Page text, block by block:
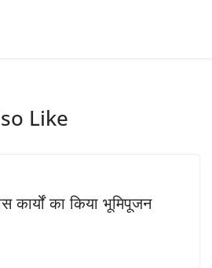
Like
कार्यों का किया भूमिपूजन